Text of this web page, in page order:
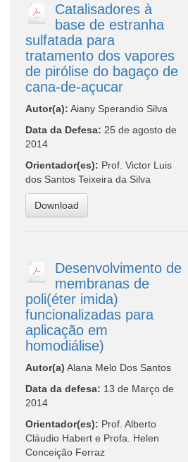
Catalisadores à
base de estranha
sulfatada para
tratamento dos vapores
de pirólise do bagaço de
cana-de-açucar
Autor(a): Aiany Sperandio Silva
Data da Defesa: 25 de agosto de
2014
Orientador(es): Prof. Victor Luis
dos Santos Teixeira da Silva
Download
Desenvolvimento de
membranas de
poli(éter imida)
funcionalizadas para
aplicação em
homodiálise)
Autor(a) Alana Melo Dos Santos
Data da defesa: 13 de Março de
2014
Orientador(es): Prof. Alberto
Cláudio Habert e Profa. Helen
Conceição Ferraz